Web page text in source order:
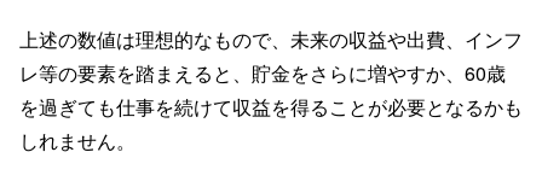
上述の数値は理想的なもので、未来の収益や出費、インフ
レ等の要素を踏まえると、貯金をさらに増やすか、60歳
を過ぎても仕事を続けて収益を得ることが必要となるかも
しれません。